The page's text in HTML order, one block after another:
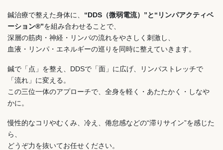
鍼治療で整えた身体に、 “DDS（微弱電流）”と“リンパアクティベ
ーション®”を組み合わせることで、
深層の筋肉・神経・リンパの流れをやさしく刺激し、
血液・リンパ・エネルギーの巡りを同時に整えていきます。
鍼で「点」を整え、DDSで「面」に広げ、リンパストレッチで
「流れ」に変える。
この三位一体のアプローチで、全身を軽く・あたたかく・しなや
かに。
慢性的なコリやむくみ、冷え、倦怠感などの“滞りサイン”を感じた
ら、
どうぞ力を抜いてお任せください。